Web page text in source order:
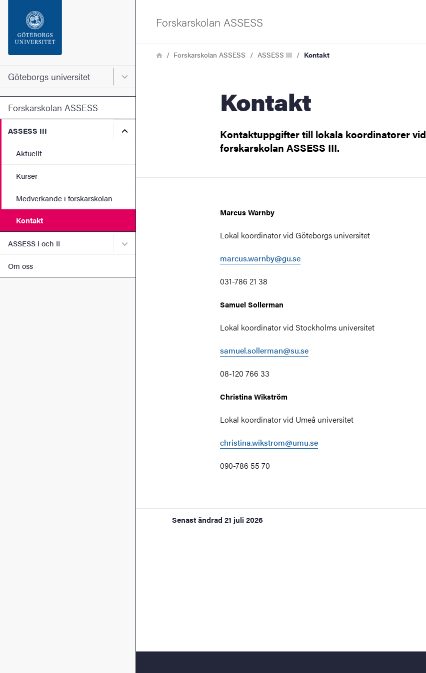
Sidfoten
Om webbplatsen
Göteborgs universitet Huvudmeny för Göteborgs universitet
Forskarskolan ASSESS
ASSESS III Undermeny för ASSESS III
Aktuellt
Kurser
Medverkande i forskarskolan
Kontakt
ASSESS I och II Undermeny för ASSESS I och II
Om oss
Forskarskolan ASSESS
LänkstigHemForskarskolan ASSESS ASSESS III Kontakt
Kontakt
Kontaktuppgifter till lokala koordinatorer vid
forskarskolan ASSESS III.
Marcus Warnby
Lokal koordinator vid Göteborgs universitet
marcus.warnby@gu.se
031-786 21 38
Samuel Sollerman
Lokal koordinator vid Stockholms universitet
samuel.sollerman@su.se
08-120 766 33
Christina Wikström
Lokal koordinator vid Umeå universitet
christina.wikstrom@umu.se
090-786 55 70
Senast ändrad 21 juli 2026